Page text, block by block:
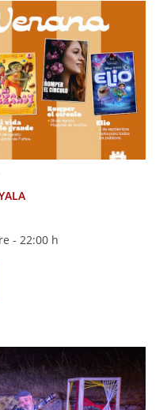
- 22:00 h